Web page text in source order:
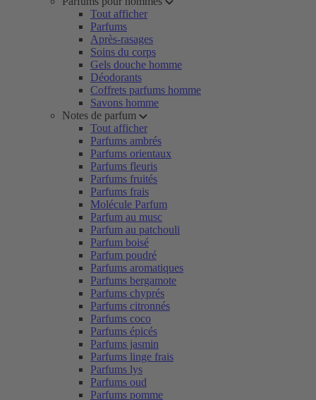
Tout afficher
Parfums
Après-rasages
Soins du corps
Gels douche homme
Déodorants
Coffrets parfums homme
Savons homme
Notes de parfum
Tout afficher
Parfums ambrés
Parfums orientaux
Parfums fleuris
Parfums fruités
Parfums frais
Molécule Parfum
Parfum au musc
Parfum au patchouli
Parfum boisé
Parfum poudré
Parfums aromatiques
Parfums bergamote
Parfums chyprés
Parfums citronnés
Parfums coco
Parfums épicés
Parfums jasmin
Parfums linge frais
Parfums lys
Parfums oud
Parfums pomme